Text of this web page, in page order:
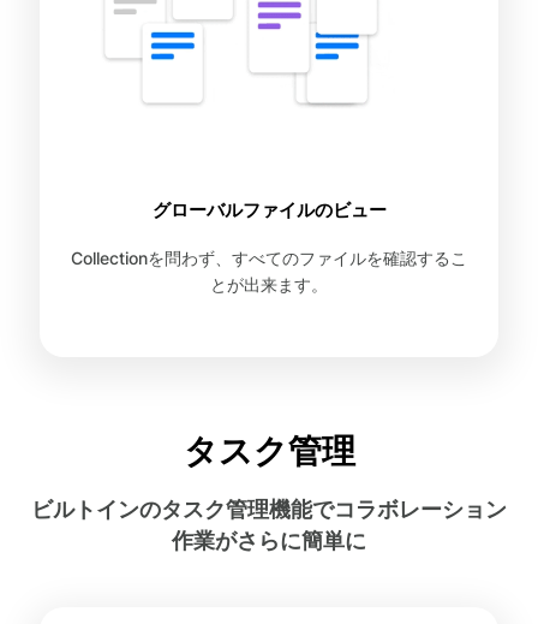
グローバルファイルのビュー
Collectionを問わず、すべてのファイルを確認するこ
とが出来ます。
タスク管理
ビルトインのタスク管理機能でコラボレーション
作業がさらに簡単に